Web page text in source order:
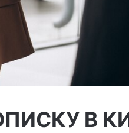
В